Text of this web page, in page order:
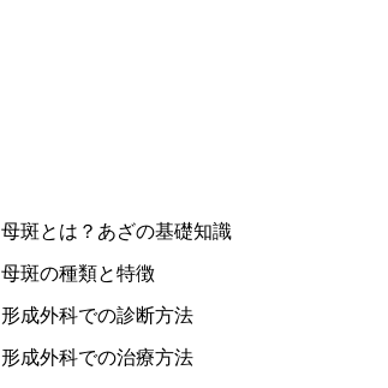
母斑とは？あざの基礎知識
母斑の種類と特徴
形成外科での診断方法
形成外科での治療方法